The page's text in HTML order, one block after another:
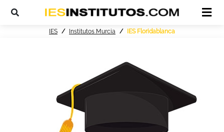
IES Institutos Murcia IES Floridablanca